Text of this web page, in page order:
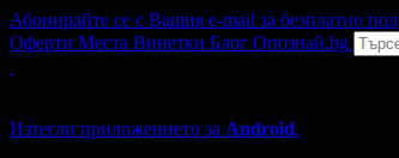
Абонирайте се с Вашия e-mail за безплатно
Оферти Места Винетки Блог Опознай.bg
Изтегли приложението за Android.